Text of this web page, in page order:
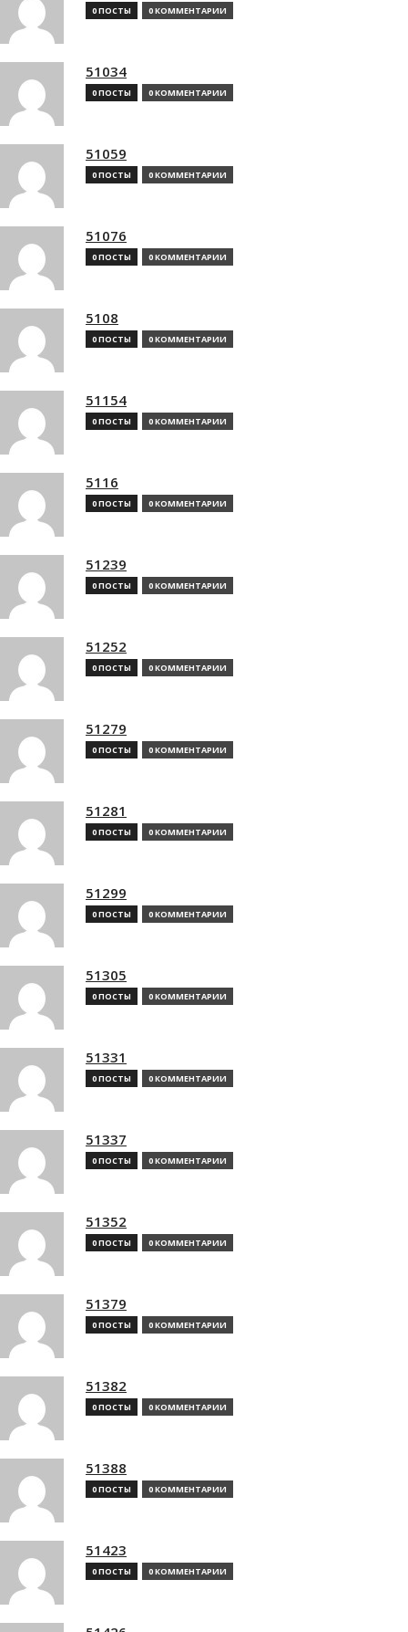
0 ПОСТЫ 0 КОММЕНТАРИИ
51034
0 ПОСТЫ 0 КОММЕНТАРИИ
51059
0 ПОСТЫ 0 КОММЕНТАРИИ
51076
0 ПОСТЫ 0 КОММЕНТАРИИ
5108
0 ПОСТЫ 0 КОММЕНТАРИИ
51154
0 ПОСТЫ 0 КОММЕНТАРИИ
5116
0 ПОСТЫ 0 КОММЕНТАРИИ
51239
0 ПОСТЫ 0 КОММЕНТАРИИ
51252
0 ПОСТЫ 0 КОММЕНТАРИИ
51279
0 ПОСТЫ 0 КОММЕНТАРИИ
51281
0 ПОСТЫ 0 КОММЕНТАРИИ
51299
0 ПОСТЫ 0 КОММЕНТАРИИ
51305
0 ПОСТЫ 0 КОММЕНТАРИИ
51331
0 ПОСТЫ 0 КОММЕНТАРИИ
51337
0 ПОСТЫ 0 КОММЕНТАРИИ
51352
0 ПОСТЫ 0 КОММЕНТАРИИ
51379
0 ПОСТЫ 0 КОММЕНТАРИИ
51382
0 ПОСТЫ 0 КОММЕНТАРИИ
51388
0 ПОСТЫ 0 КОММЕНТАРИИ
51423
0 ПОСТЫ 0 КОММЕНТАРИИ